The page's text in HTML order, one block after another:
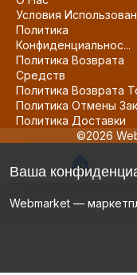
Условия
Политика
Конфиденциальнос...
Политика Возврата
Средств
Политика Возврата
Политика Отмены
Политика Доставки
©2026
Ваша
Webmarket —